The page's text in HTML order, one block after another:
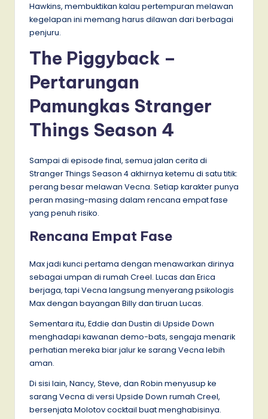
Hawkins, membuktikan kalau pertempuran melawan
kegelapan ini memang harus dilawan dari berbagai
penjuru.
The Piggyback –
Pertarungan
Pamungkas Stranger
Things Season 4
Sampai di episode final, semua jalan cerita di
Stranger Things Season 4 akhirnya ketemu di satu titik:
perang besar melawan Vecna. Setiap karakter punya
peran masing-masing dalam rencana empat fase
yang penuh risiko.
Rencana Empat Fase
Max jadi kunci pertama dengan menawarkan dirinya
sebagai umpan di rumah Creel. Lucas dan Erica
berjaga, tapi Vecna langsung menyerang psikologis
Max dengan bayangan Billy dan tiruan Lucas.
Sementara itu, Eddie dan Dustin di Upside Down
menghadapi kawanan demo-bats, sengaja menarik
perhatian mereka biar jalur ke sarang Vecna lebih
aman.
Di sisi lain, Nancy, Steve, dan Robin menyusup ke
sarang Vecna di versi Upside Down rumah Creel,
bersenjata Molotov cocktail buat menghabisinya.